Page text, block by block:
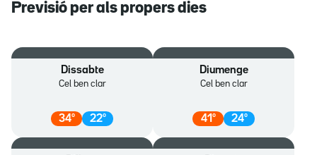
Previsió per als propers dies
Dissabte
Cel ben clar
34º 22º
Diumenge
Cel ben clar
41 º 24º